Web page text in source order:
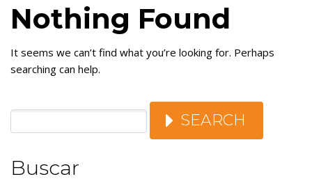
Nothing Found
It seems we can’t find what you’re looking for. Perhaps
searching can help.
SEARCH
Buscar